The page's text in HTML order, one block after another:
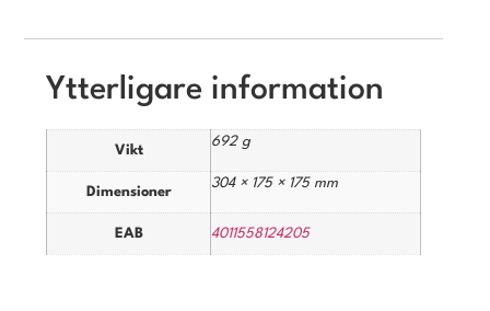
Ytterligare information
Vikt
692 g
Dimensioner
304 × 175 × 175 mm
EAB 4011558124205